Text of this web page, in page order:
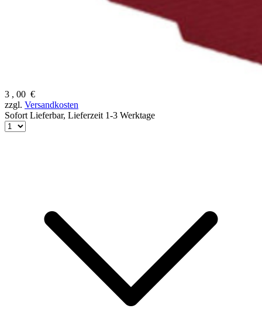
3 , 00 €
zzgl. Versandkosten
Sofort Lieferbar, Lieferzeit 1-3 Werktage